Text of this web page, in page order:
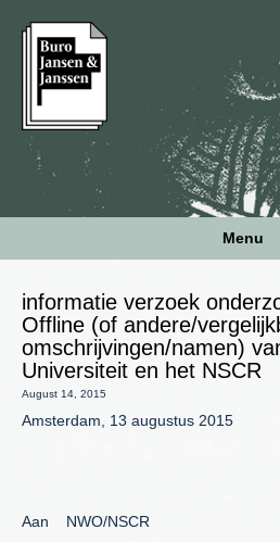
Menu
informatie verzoek
Offline (of andere/
omschrijvingen/namen)
Universiteit en het NSCR
August 14, 2015
Amsterdam, 13 augustus 2015
Aan NWO/NSCR